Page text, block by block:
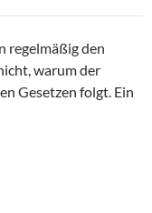
regelmäßig den
warum der
Gesetzen folgt. Ein